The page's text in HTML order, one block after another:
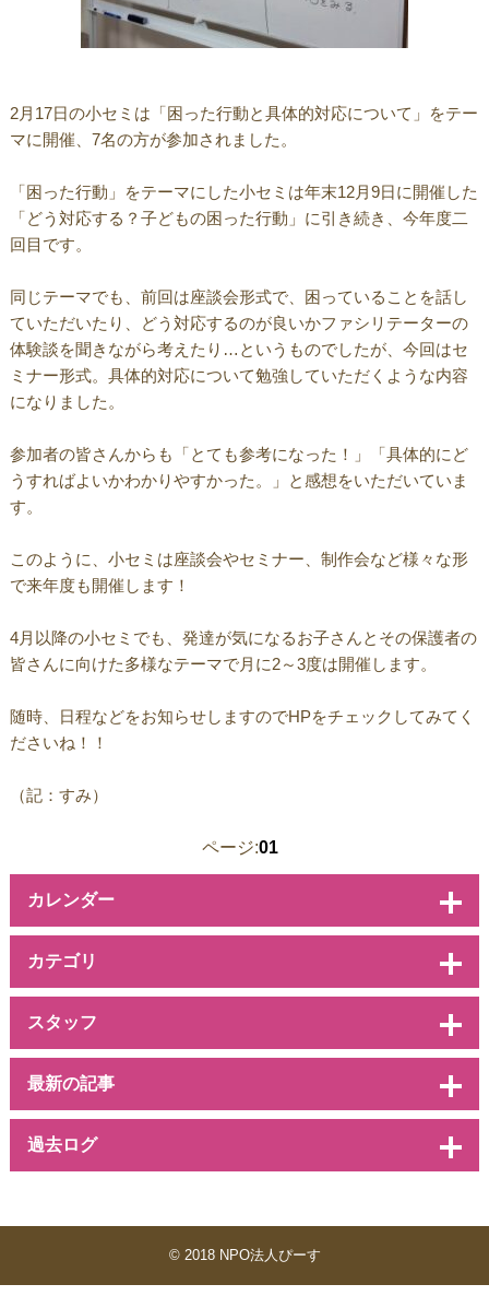
2月17日の小セミは「困った行動と具体的対応について」をテー
マに開催、7名の方が参加されました。
「困った行動」をテーマにした小セミは年末12月9日に開催した
「どう対応する？子どもの困った行動」に引き続き、今年度二
回目です。
同じテーマでも、前回は座談会形式で、困っていることを話し
ていただいたり、どう対応するのが良いかファシリテーターの
体験談を聞きながら考えたり…というものでしたが、今回はセ
ミナー形式。具体的対応について勉強していただくような内容
になりました。
参加者の皆さんからも「とても参考になった！」「具体的にど
うすればよいかわかりやすかった。」と感想をいただいていま
す。
このように、小セミは座談会やセミナー、制作会など様々な形
で来年度も開催します！
4月以降の小セミでも、発達が気になるお子さんとその保護者の
皆さんに向けた多様なテーマで月に2～3度は開催します。
随時、日程などをお知らせしますのでHPをチェックしてみてく
ださいね！！
（記：すみ）
ページ:01
カレンダー
カテゴリ
スタッフ
最新の記事
過去ログ
© 2018 NPO法人ぴーす